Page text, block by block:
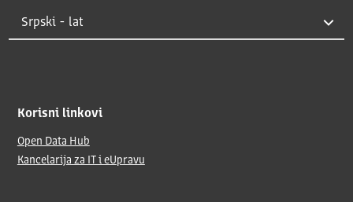
Korisni linkovi
Open Data Hub
Kancelarija za IT i eUpravu